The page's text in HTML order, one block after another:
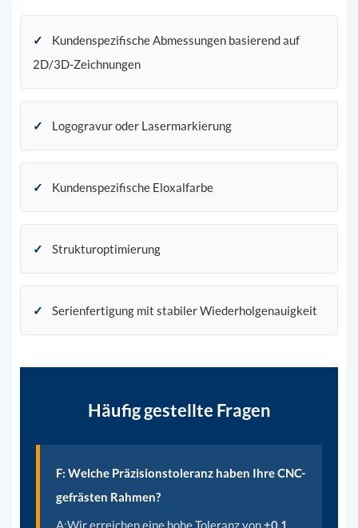
✓
Kundenspezifische Abmessungen basierend auf
2D/3D-Zeichnungen
✓ Logogravur oder Lasermarkierung
✓ Kundenspezifische Eloxalfarbe
✓ Strukturoptimierung
✓ Serienfertigung mit stabiler Wiederholgenauigkeit
Häufig gestellte Fragen
F: Welche Präzisionstoleranz haben Ihre CNC-
gefrästen Rahmen?
A:Wir erreichen eine hohe Toleranz von±0,1